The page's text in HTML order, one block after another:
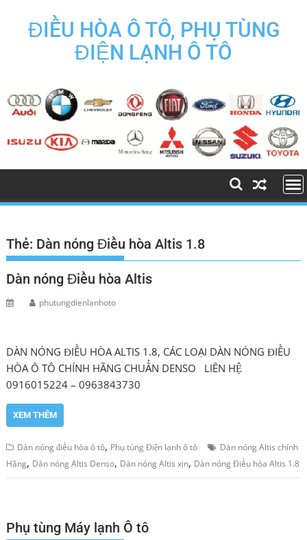
contentĐIỀU HÒA Ô TÔ, PHỤ TÙNG
ĐIỆN LẠNH Ô TÔ
Thẻ: Dàn nóng Điều hòa Altis 1.8
Dàn nóng Điều hòa Altis
phutungdienlanhoto
DÀN NÓNG ĐIỀU HÒA ALTIS 1.8, CÁC LOẠI DÀN NÓNG ĐIỀU
HÒA Ô TÔ CHÍNH HÃNG CHUẨN DENSO LIÊN HỆ
0916015224 – 0963843730
XEM THÊM
Dàn nóng điều hòa ô tô, Phụ tùng Điện lạnh ô tô
Dàn nóng Altis chính
Hãng, Dàn nóng Altis Denso, Dàn nóng Altis xịn, Dàn nóng Điều hòa Altis 1.8
Phụ tùng Máy lạnh Ô tô